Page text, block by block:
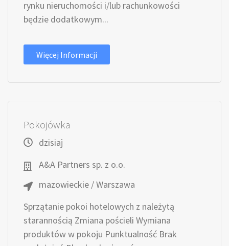
rynku nieruchomości i/lub rachunkowości
będzie dodatkowym...
Więcej Informacji
Pokojówka
dzisiaj
A&A Partners sp. z o.o.
mazowieckie / Warszawa
Sprzątanie pokoi hotelowych z należytą
starannością Zmiana pościeli Wymiana
produktów w pokoju Punktualność Brak